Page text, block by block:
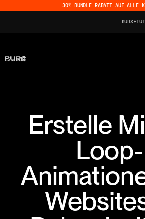
-30% BUNDLE RABATT AUF ALLE
KURSE
Erstelle
Loop-